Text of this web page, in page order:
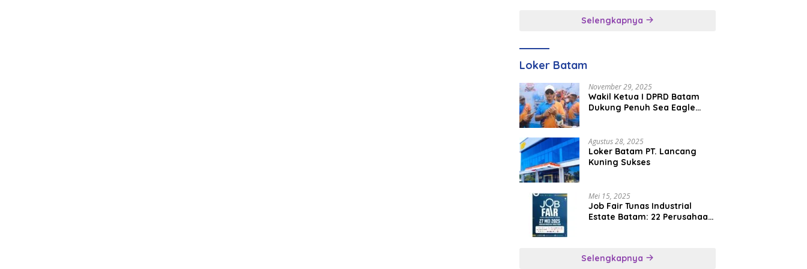
Selengkapnya
Loker Batam
November 29, 2025
Wakil Ketua I DPRD Batam
Dukung Penuh Sea Eagle
Agustus 28, 2025
Loker Batam PT. Lancang
Kuning Sukses
Mei 15, 2025
Job Fair Tunas Industrial
Estate Batam: 22 Perusahaan
Selengkapnya